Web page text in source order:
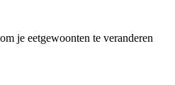
je eetgewoonten te veranderen